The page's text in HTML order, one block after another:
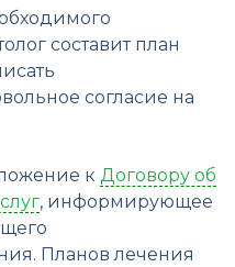
составит план
согласие на
к Договору об
, информирующее
Планов лечения